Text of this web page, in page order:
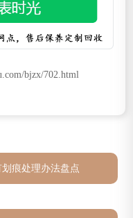
bjzx/702.html
痕处理办法盘点